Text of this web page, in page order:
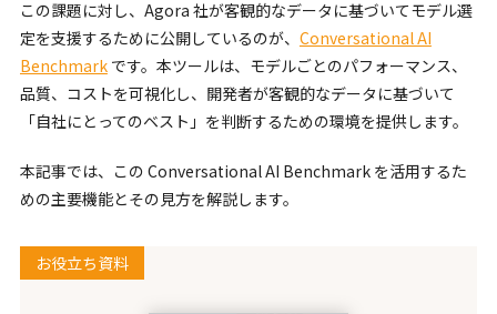
この課題に対し、Agora 社が客観的なデータに基づいてモデル選
定を支援するために公開しているのが、 Conversational AI
Benchmarkです。本ツールは、モデルごとのパフォーマンス、
品質、コストを可視化し、開発者が客観的なデータに基づいて
「自社にとってのベスト」を判断するための環境を提供します。
本記事では、この Conversational AI Benchmark を活用するた
めの主要機能とその見方を解説します。
お役立ち資料